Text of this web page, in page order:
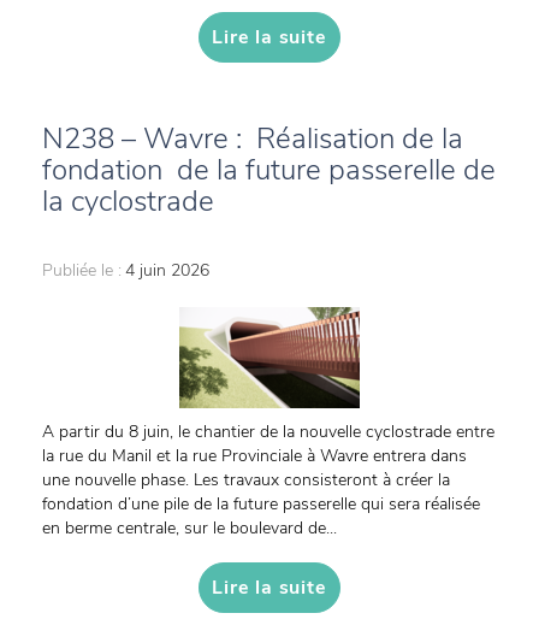
Lire la suite
N238 – Wavre : Réalisation de la
fondation de la future passerelle de
la cyclostrade
Publiée le : 4 juin 2026
A partir du 8 juin, le chantier de la nouvelle cyclostrade entre
la rue du Manil et la rue Provinciale à Wavre entrera dans
une nouvelle phase. Les travaux consisteront à créer la
fondation d’une pile de la future passerelle qui sera réalisée
en berme centrale, sur le boulevard de...
Lire la suite